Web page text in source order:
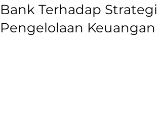
Bank Terhadap Strategi
Pengelolaan Keuangan